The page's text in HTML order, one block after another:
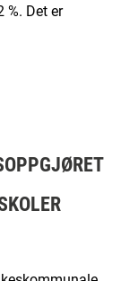
%. Det er